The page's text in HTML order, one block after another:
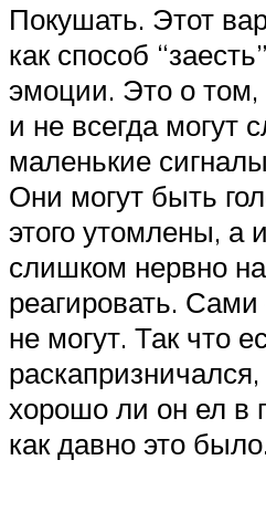
Покушать. Этот
как способ
эмоции. Это о том,
и не всегда могут
маленькие
Они могут быть
этого утомлены, а
слишком нервно
реагировать. Сами
не могут. Так что
хорошо ли он ел в
как давно это